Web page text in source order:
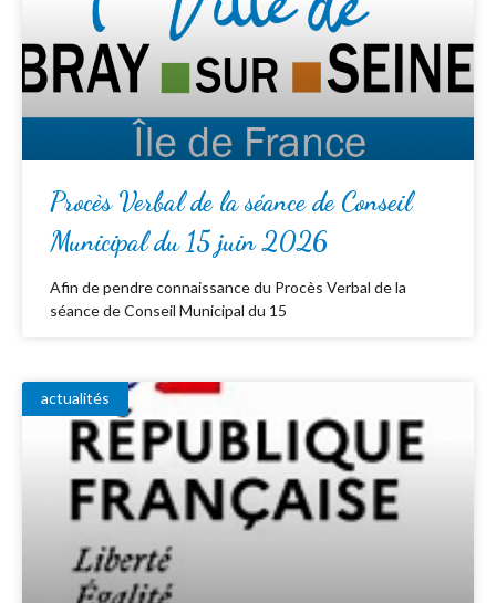
Procès Verbal de la séance de Conseil
Municipal du 15 juin 2026
Afin de pendre connaissance du Procès Verbal de la
séance de Conseil Municipal du 15
actualités